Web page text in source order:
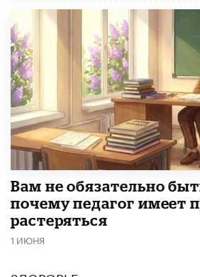
​Вам не обязательно
почему педагог имеет
растеряться
1 ИЮНЯ